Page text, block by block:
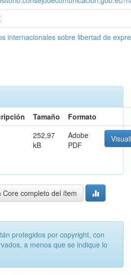
internacionales sobre libertad de
Tamaño
Formato
252,97
kB
Adobe
PDF
completo del ítem
protegidos por copyright, con
a menos que se indique lo